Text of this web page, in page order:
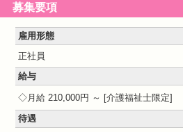
募集要項
雇用形態
正社員
給与
月給 210,000円 ～
介護福祉士限定
待遇